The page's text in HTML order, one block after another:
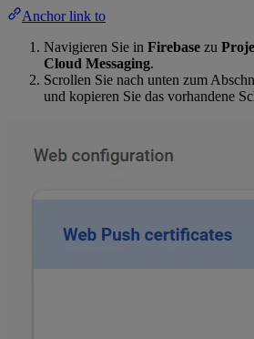
Anchor link to
Navigieren Sie in Firebase zu
Cloud Messaging.
Scrollen Sie nach unten zum
und kopieren Sie das vorhandene